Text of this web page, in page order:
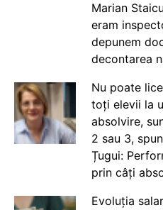
Marian
eram
depunem
decontarea
Nu poate
toți elevii la
absolvire,
2 sau 3,
Țugui:
prin câți
Evoluția